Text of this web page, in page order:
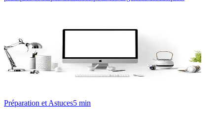
Préparation et Astuces5 min